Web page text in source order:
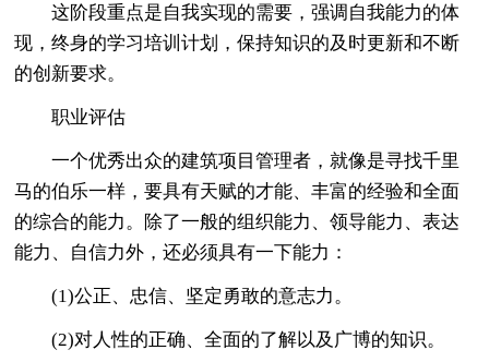
这阶段重点是自我实现的需要，强调自我能力的体
现，终身的学习培训计划，保持知识的及时更新和不断
的创新要求。
职业评估
一个优秀出众的建筑项目管理者，就像是寻找千里
马的伯乐一样，要具有天赋的才能、丰富的经验和全面
的综合的能力。除了一般的组织能力、领导能力、表达
能力、自信力外，还必须具有一下能力：
(1)公正、忠信、坚定勇敢的意志力。
(2)对人性的正确、全面的了解以及广博的知识。